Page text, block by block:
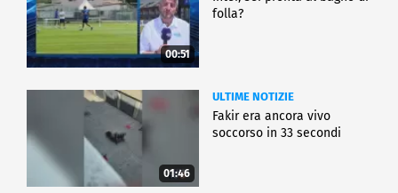
00:51
folla?
01:46
ULTIME NOTIZIE
Fakir era ancora vivo
soccorso in 33 secondi